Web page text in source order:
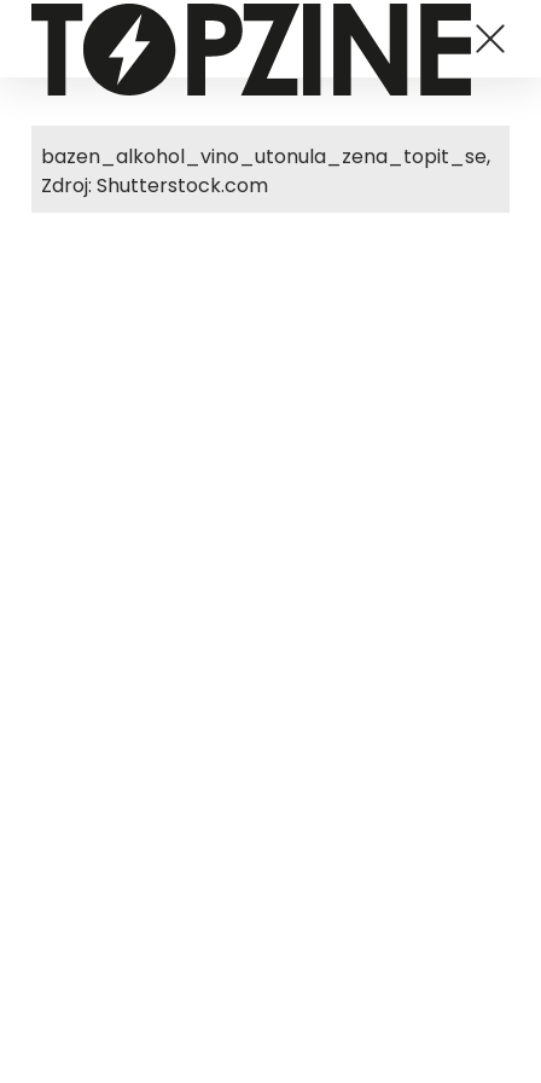
bazen_alkohol_vino_utonula_zena_topit_se,
Zdroj: Shutterstock.com